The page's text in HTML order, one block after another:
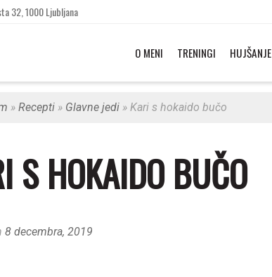
32, 1000 Ljubljana
O MENI TRENINGI HUJŠANJE
» Recepti » Glavne jedi » Kari s hokaido bučo
S HOKAIDO BUČO
8 decembra, 2019